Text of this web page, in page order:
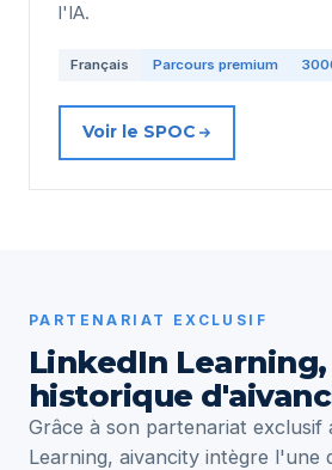
l'IA.
Français Parcours premium
Voir le SPOC
PARTENARIAT EXCLUSIF
LinkedIn
historique
Grâce à son partenariat exclusif
Learning, aivancity intègre l'une